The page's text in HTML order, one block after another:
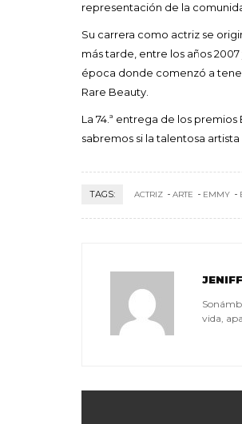
representación de la
Su carrera como actriz se
más tarde, entre los años
época donde comenzó a
Rare Beauty.
La 74.ª entrega de los
sabremos si la talentosa
TAGS: ACTRIZ ARTE EMMY
vida,